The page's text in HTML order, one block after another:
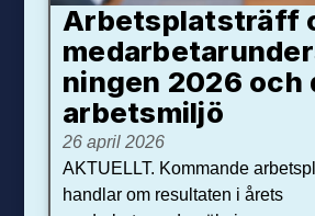
Arbetsplats­träff
ningen 2026 och
arbets­miljö
26 april 2026
AKTUELLT. Kommande
handlar om resultaten i årets